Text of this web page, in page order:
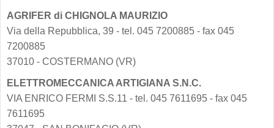
AGRIFER di CHIGNOLA MAURIZIO
Via della Repubblica, 39 - tel. 045 7200885 - fax 045
7200885
37010 - COSTERMANO (VR)
ELETTROMECCANICA ARTIGIANA S.N.C.
VIA ENRICO FERMI S.S.11 - tel. 045 7611695 - fax 045
7611695